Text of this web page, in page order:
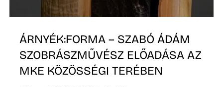
ÁRNYÉK:FORMA – SZABÓ ÁDÁM
SZOBRÁSZMŰVÉSZ ELŐADÁSA AZ
MKE KÖZÖSSÉGI TERÉBEN